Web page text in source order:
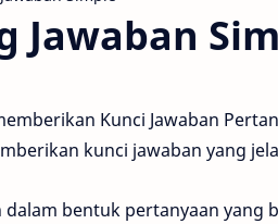
Jawaban
Kunci Jawaban
kunci jawaban yang
bentuk pertanyaan yang